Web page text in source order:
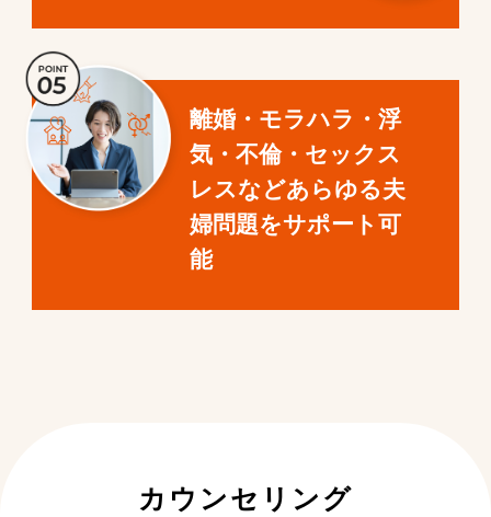
離婚・モラハラ・浮
気・不倫・セックス
レスなどあらゆる夫
婦問題をサポート可
能
カウンセリング